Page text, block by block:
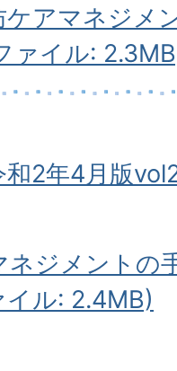
ケアマネジメ
ァイル:
和2年4月版
ネジメントの
ル: 2.4MB)